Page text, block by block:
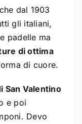
dal 1903
gli italiani,
padelle ma
di ottima
di cuore.
San Valentino
e poi
Devo